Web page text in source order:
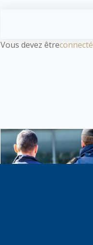
Vous devez êtreconnecté